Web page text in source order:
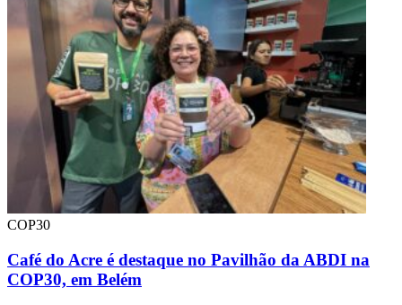
COP30
Café do Acre é destaque no Pavilhão da ABDI na
COP30, em Belém